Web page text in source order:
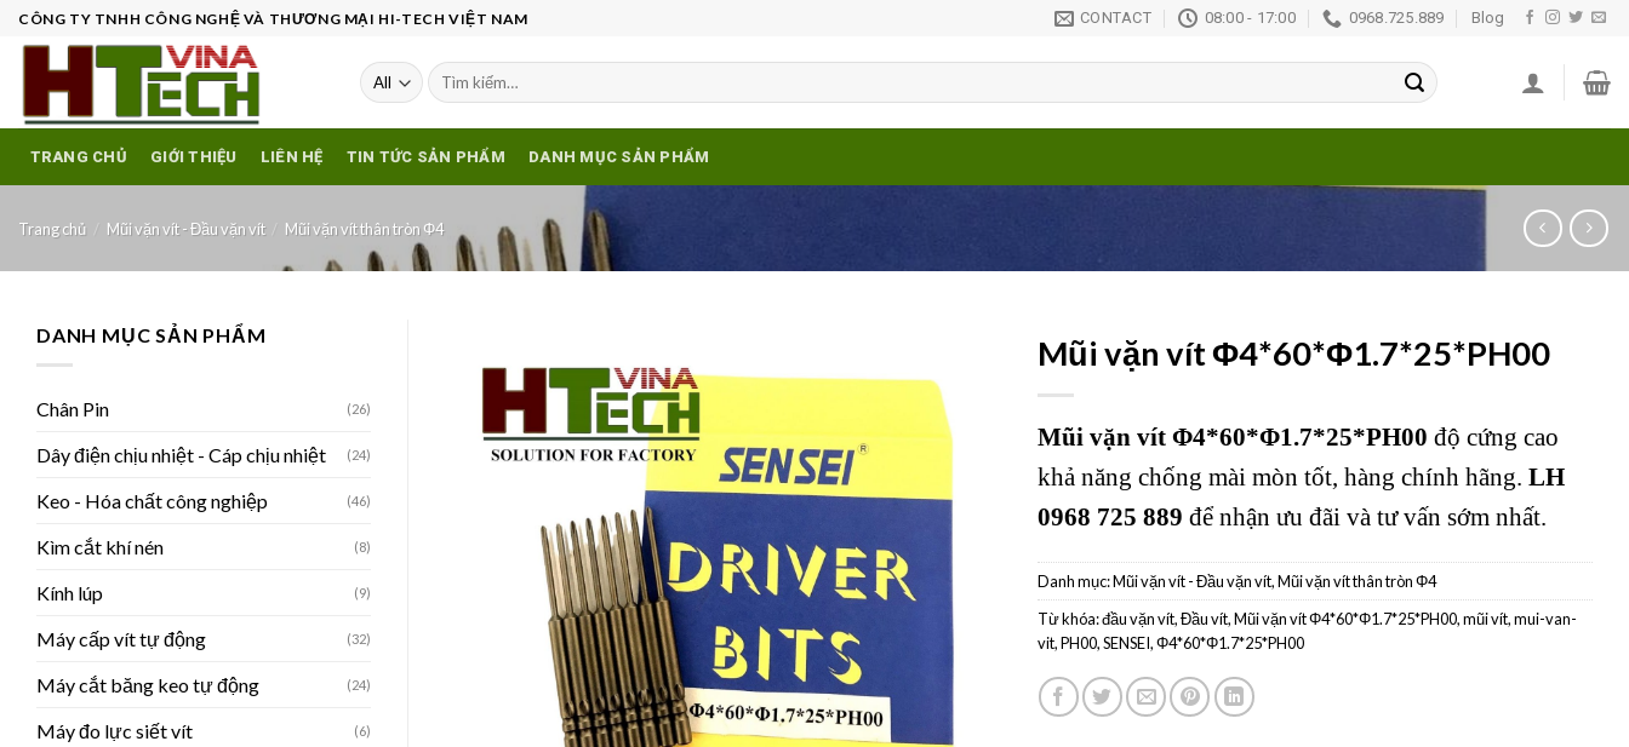
Skip
content
CÔNG TY TNHH CÔNG NGHỆ VÀ THƯƠNG MẠI HI-TECH VIỆT NAM CONTACT 08:00 - 17:00 0968.725.889 Blog
Tìm
kiếm:
TRANG CHỦ GIỚI THIỆU LIÊN HỆ TIN TỨC SẢN PHẨM DANH MỤC SẢN PHẨM
Trang chủ / Mũi vặn vít - Đầu vặn vít / Mũi vặn vít thân tròn Φ4
DANH MỤC SẢN PHẨM
Chân Pin (26)
Dây điện chịu nhiệt - Cáp chịu nhiệt (24)
Keo - Hóa chất công nghiệp (46)
Kìm cắt khí nén (8)
Kính lúp (9)
Máy cấp vít tự động (32)
Máy cắt băng keo tự động (24)
Máy đo lực siết vít (6)
Add to
wishlist
Mũi vặn vít Φ4*60*Φ1.7*25*PH00
Mũi vặn vít Φ4*60*Φ1.7*25*PH00 độ cứng cao
khả năng chống mài mòn tốt, hàng chính hãng. LH
0968 725 889 để nhận ưu đãi và tư vấn sớm nhất.
Danh mục:Mũi vặn vít - Đầu vặn vít,Mũi vặn vít thân tròn Φ4
Từ khóa:đầu vặn vít,Đầu vít,Mũi vặn vít Φ4*60*Φ1.7*25*PH00,mũi vít,mui-van-
vit,PH00,SENSEI,Φ4*60*Φ1.7*25*PH00